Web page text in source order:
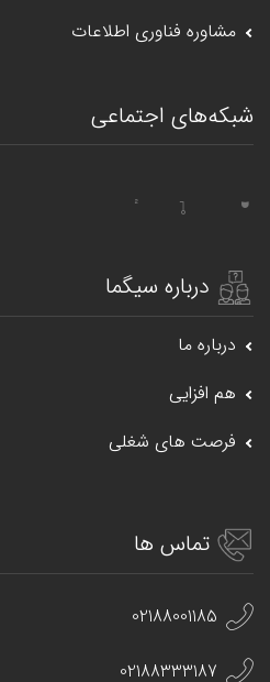
مشاوره فناوری اطلاعات
شبکه‌های اجتماعی
درباره سیگما
درباره ما
هم افزایی
فرصت های شغلی
تماس ها
02188001185
02188333187